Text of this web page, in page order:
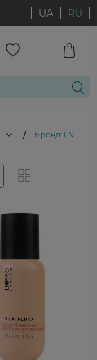
UA RU
/ Бренд: LN